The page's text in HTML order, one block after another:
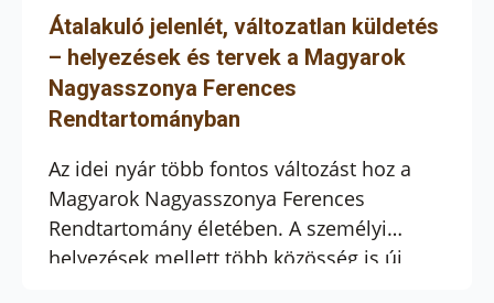
hivatásának megértésében és
megélésében. Ezt a célt szolgálja a
Mátraverebély-Szentkút Nemzeti Kegyhely
által […]
Átalakuló jelenlét, változatlan küldetés
– helyezések és tervek a Magyarok
Nagyasszonya Ferences
Rendtartományban
Az idei nyár több fontos változást hoz a
Magyarok Nagyasszonya Ferences
Rendtartomány életében. A személyi
helyezések mellett több közösség is új